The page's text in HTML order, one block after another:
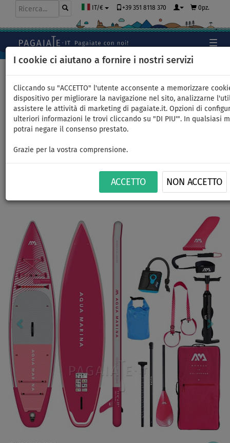
I cookie ci aiutano a fornire i nostri servizi
Cliccando su "ACCETTO" l'utente acconsente a memorizzare
dispositivo per migliorare la navigazione nel sito, analizzarne
assistere le attività di marketing di pagaiate.it. Opzioni di
ulteriori informazioni le trovi cliccando su "DI PIU'". In qualsiasi
potrai negare il consenso prestato.
Grazie per la vostra comprensione.
ACCETTO NON ACCETTO
IT/€ +39 351 8118 370 0pz.
SUP AQUA MARINA CORAL
TOURING 11'6" PINK - SUP
gonfiabile - opzione: start set
CONSEGNA